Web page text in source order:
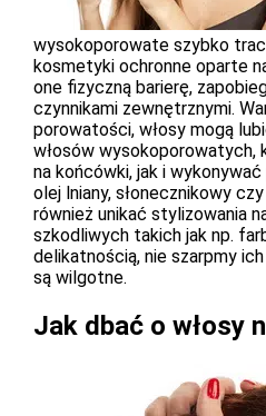
wysokoporowate szybko
kosmetyki ochronne oparte
one fizyczną barierę,
czynnikami zewnętrznymi.
porowatości, włosy mogą
włosów wysokoporowatych,
na końcówki, jak i
olej lniany, słonecznikowy
również unikać stylizowania
szkodliwych takich jak np.
delikatnością, nie szarpmy
są wilgotne.
Jak dbać o włosy